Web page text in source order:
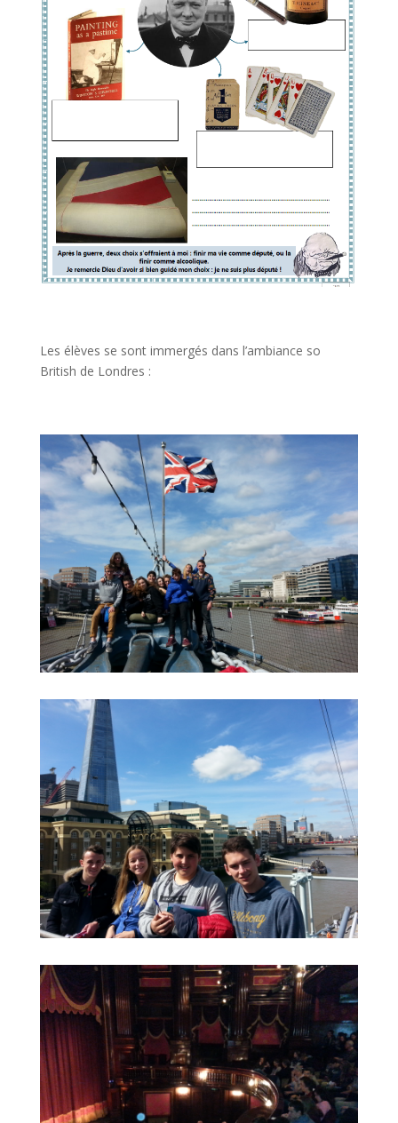
Les élèves se sont immergés dans l’ambiance so
British de Londres :